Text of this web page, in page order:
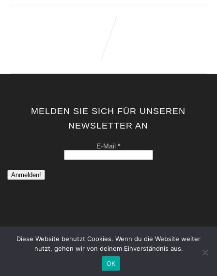
MELDEN SIE SICH FÜR UNSEREN
NEWSLETTER AN
E-Mail*
copyright by kati von schwerin | contemporary artist berlin . all
Datenschutzerklärung
Diese Website benutzt Cookies. Wenn du die Website weiter
nutzt, gehen wir von deinem Einverständnis aus.
OK